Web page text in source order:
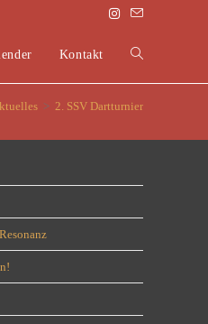
Kontakt
> 2. SSV Dartturnier